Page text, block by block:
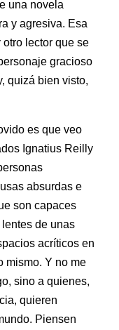
una novela
y agresiva. Esa
lector que se
gracioso
quizá bien visto,
es que veo
Ignatius Reilly
absurdas e
son capaces
de unas
acríticos en
mismo. Y no me
sino a quienes,
quieren
Piensen